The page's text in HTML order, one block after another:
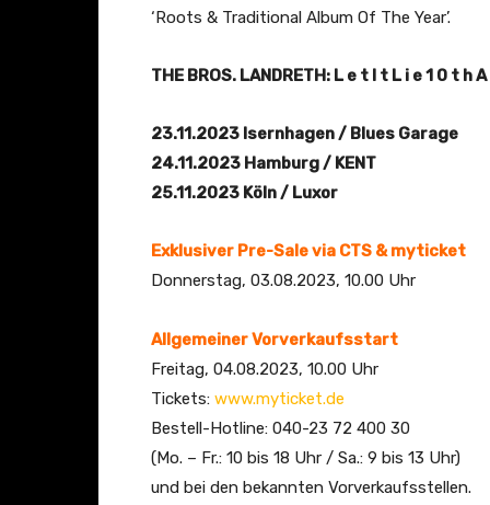
‘Roots & Traditional Album Of The Year’.
THE BROS. LANDRETH: L e t I t L i e 1 0 t h
23.11.2023 Isernhagen / Blues Garage
24.11.2023 Hamburg / KENT
25.11.2023 Köln / Luxor
Exklusiver Pre-Sale via CTS & myticket
Donnerstag, 03.08.2023, 10.00 Uhr
Allgemeiner Vorverkaufsstart
Freitag, 04.08.2023, 10.00 Uhr
Tickets: www.myticket.de
Bestell-Hotline: 040-23 72 400 30
(Mo. – Fr.: 10 bis 18 Uhr / Sa.: 9 bis 13 Uhr)
und bei den bekannten Vorverkaufsstellen.